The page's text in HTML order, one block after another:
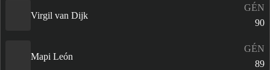
Virgil van Dijk
GÉN
90
Mapi León
GÉN
89